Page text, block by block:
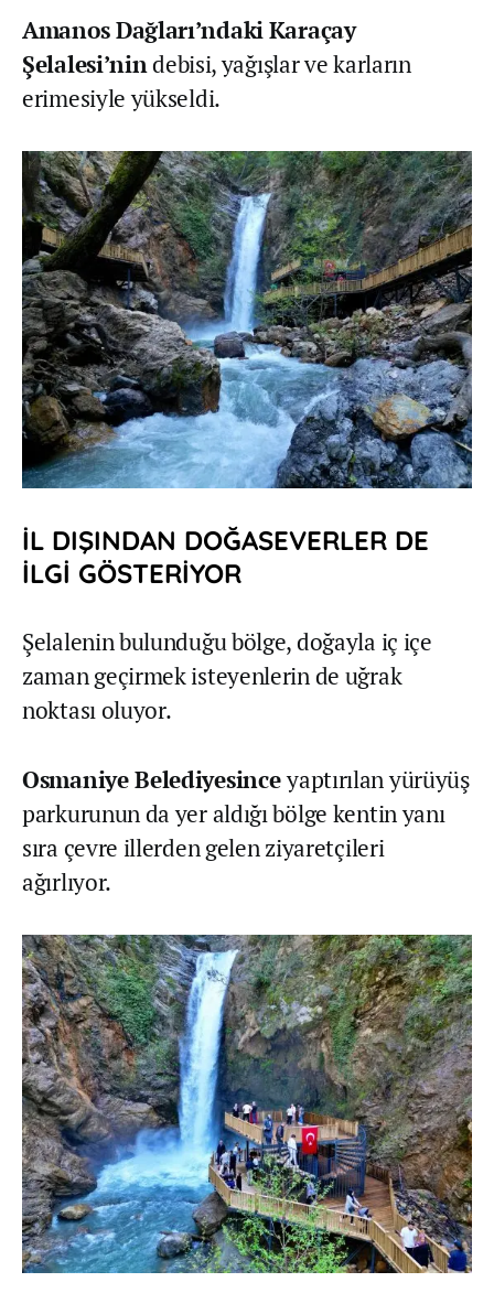
Amanos Dağları’ndakiKaraçay
Şelalesi’nindebisi, yağışlar ve karların
erimesiyle yükseldi.
İL DIŞINDAN DOĞASEVERLER DE
İLGİ GÖSTERİYOR
Şelalenin bulunduğu bölge, doğayla iç içe
zaman geçirmek isteyenlerin de uğrak
noktası oluyor.
Osmaniye Belediyesinceyaptırılan yürüyüş
parkurunun da yer aldığı bölge kentin yanı
sıra çevre illerden gelen ziyaretçileri
ağırlıyor.